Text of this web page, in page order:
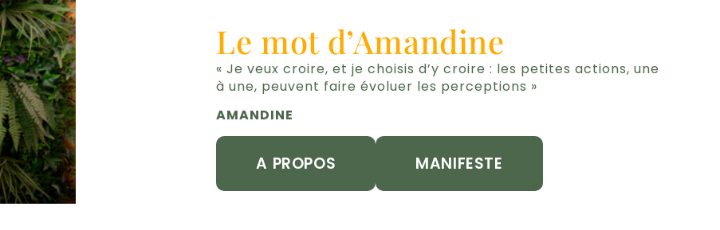
Le mot d’Amandine
« Je veux croire, et je choisis d’y croire : les petites actions, une
à une, peuvent faire évoluer les perceptions »
AMANDINE
A PROPOS MANIFESTE